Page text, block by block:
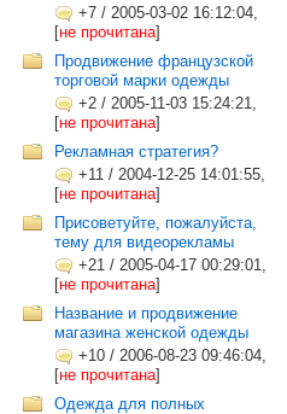
+7 / 2005-03-02 16:12:04,
[не прочитана]
Продвижение французской
торговой марки одежды
+2 / 2005-11-03 15:24:21,
[не прочитана]
Рекламная стратегия?
+11 / 2004-12-25 14:01:55,
[не прочитана]
Присоветуйте, пожалуйста,
тему для видеорекламы
+21 / 2005-04-17 00:29:01,
[не прочитана]
Название и продвижение
магазина женской одежды
+10 / 2006-08-23 09:46:04,
[не прочитана]
Одежда для полных